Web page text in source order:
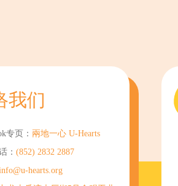
我们
专页： 兩地一心 U-Hearts
： (852) 2832 2887
hearts.org